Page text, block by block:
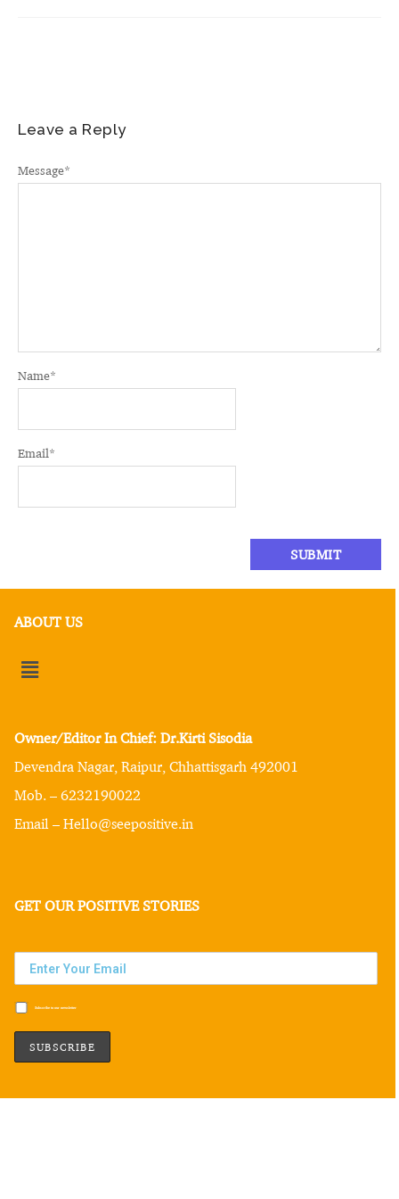
Leave a Reply
Message*
Name*
Email*
ABOUT US
Owner/Editor In Chief: Dr.Kirti Sisodia
Devendra Nagar, Raipur, Chhattisgarh 492001
Mob. – 6232190022
Email – Hello@seepositive.in
GET OUR POSITIVE STORIES
Subscribe to our newsletter